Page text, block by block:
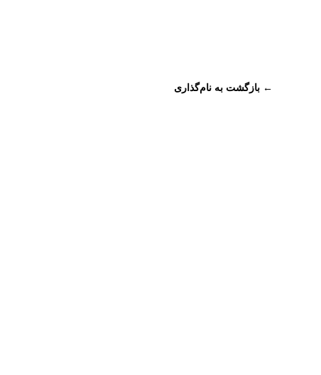
← بازگشت به نام‌گذاری